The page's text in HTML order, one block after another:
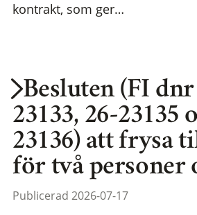
kontrakt, som ger…
Besluten (FI dnr
23133, 26-23135
23136) att frysa
för två personer
Publicerad 2026-07-17